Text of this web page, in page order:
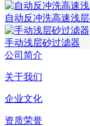
自动反冲洗高速浅
手动浅层砂过滤器
公司简介
关于我们
企业文化
资质荣誉